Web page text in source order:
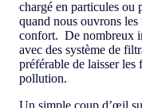
chargé en particules ou
quand nous ouvrons
confort. De nombreux
avec des système de
préférable de laisser les
pollution.
Un simple coup d’œil